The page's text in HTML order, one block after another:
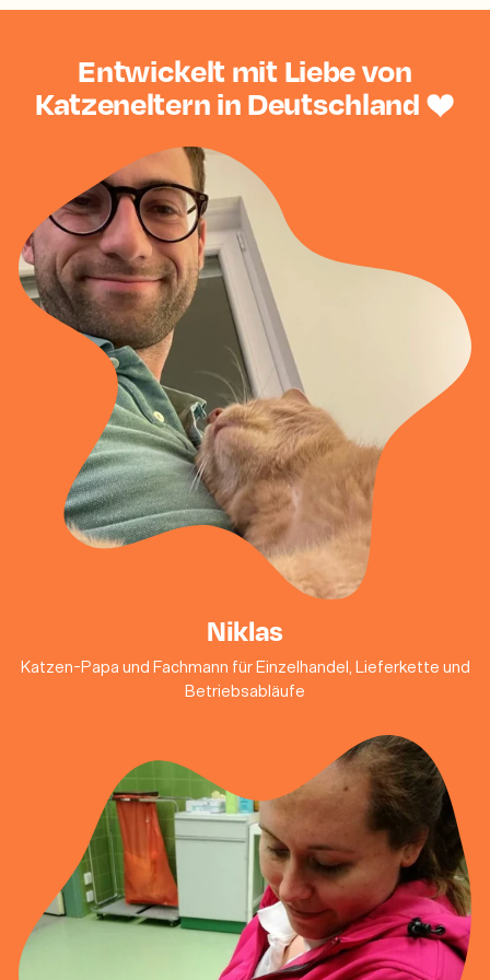
Entwickelt mit Liebe von
Katzeneltern in Deutschland ❤️
Niklas
Katzen-Papa und Fachmann für Einzelhandel, Lieferkette und
Betriebsabläufe